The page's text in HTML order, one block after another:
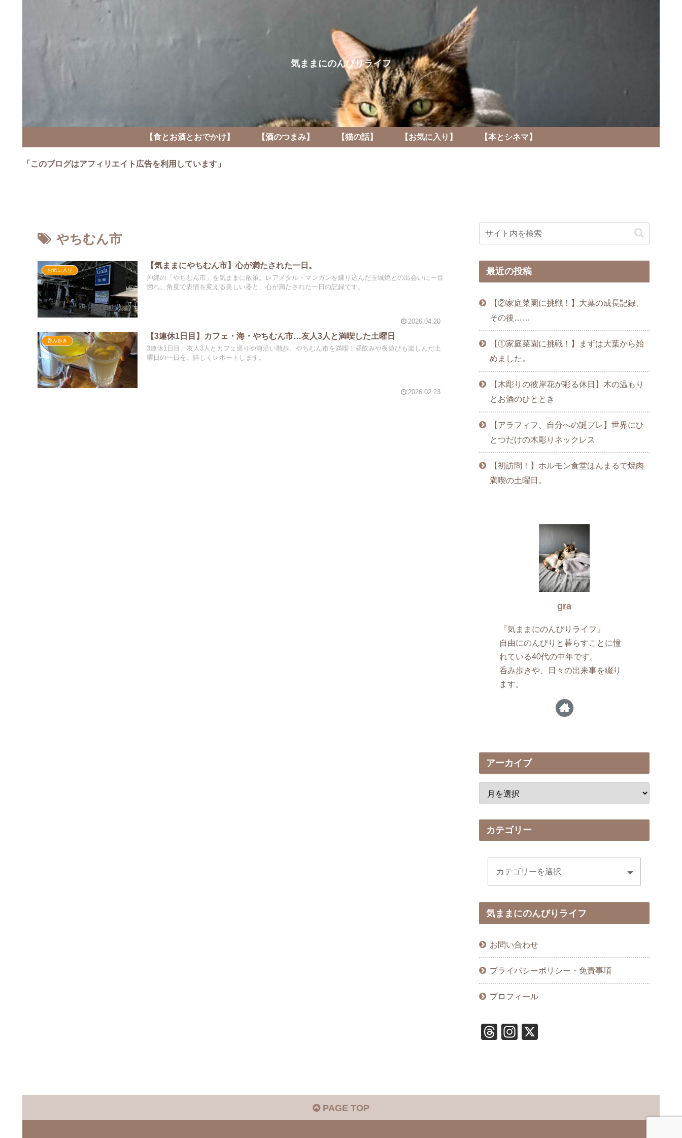
気ままにのんびりライフ
【食とお酒とおでかけ】 【酒のつまみ】 【猫の話】 【お気に入り】 【本とシネマ】
「このブログはアフィリエイト広告を利用しています」
やちむん市
お気に入り
【気ままにやちむん市】心が満たされた一日。
沖縄の「やちむん市」を気ままに散策。レアメタル・マンガンを練り込んだ玉城焼との出会いに一目
惚れ。角度で表情を変える美しい器と、心が満たされた一日の記録です。
2026.04.20
呑み歩き
【3連休1日目】カフェ・海・やちむん市…友人3人と満喫した土曜日
3連休1日目、友人3人とカフェ巡りや海沿い散歩、やちむん市を満喫！昼飲みや夜遊びも楽しんだ土
曜日の一日を、詳しくレポートします。
2026.02.23
最近の投稿
【②家庭菜園に挑戦！】大葉の成長記録、
その後……
【①家庭菜園に挑戦！】まずは大葉から始
めました。
【木彫りの彼岸花が彩る休日】木の温もり
とお酒のひととき
【アラフィフ、自分への誕プレ】世界にひ
とつだけの木彫りネックレス
【初訪問！】ホルモン食堂ほんまるで焼肉
満喫の土曜日。
gra
『気ままにのんびりライフ』
自由にのんびりと暮らすことに憧
れている40代の中年です。
呑み歩きや、日々の出来事を綴り
ます。
アーカイブ
カテゴリー
気ままにのんびりライフ
お問い合わせ
プライバシーポリシー・免責事項
プロフィール
T
d
In
a
PAGE TOP